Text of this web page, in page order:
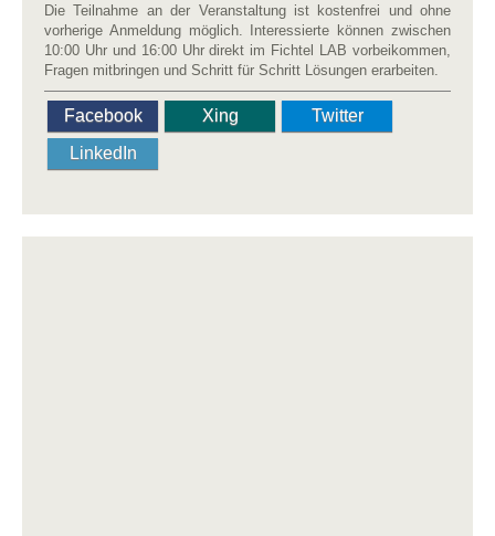
Die Teilnahme an der Veranstaltung ist kostenfrei und ohne
vorherige Anmeldung möglich. Interessierte können zwischen
10:00 Uhr und 16:00 Uhr direkt im Fichtel LAB vorbeikommen,
Fragen mitbringen und Schritt für Schritt Lösungen erarbeiten.
Facebook Xing
Twitter
LinkedIn